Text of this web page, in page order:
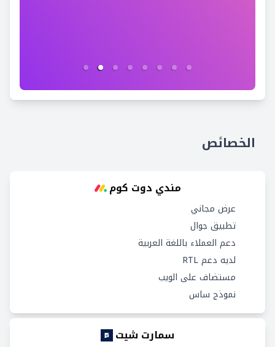
الخصائص
مندي دوت كوم
عرض مجاني
تطبيق جوال
دعم العملاء باللغة العربية
لديه دعم RTL
مستضاف على الويب
نموذج ساس
سمارت شيت